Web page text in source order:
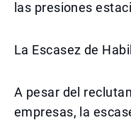
las presiones
La Escasez de
A pesar del
empresas, la